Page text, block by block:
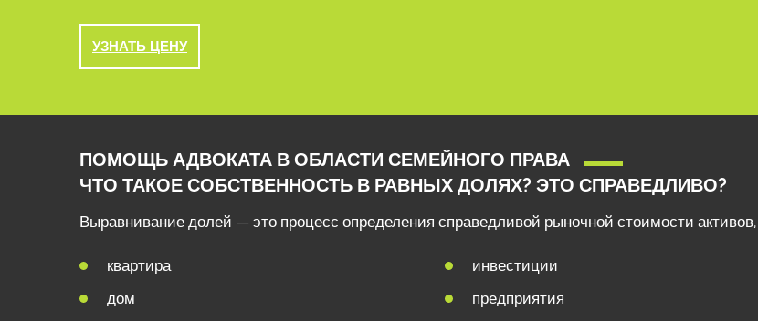
УЗНАТЬ ЦЕНУ
ПОМОЩЬ АДВОКАТА В ОБЛАСТИ СЕМЕЙНОГО ПРАВА
ЧТО ТАКОЕ СОБСТВЕННОСТЬ В РАВНЫХ ДОЛЯХ? ЭТО СПРАВЕДЛИВО?
Выравнивание долей — это процесс определения справедливой рыночной стоимости активов,
квартира
дом
инвестиции
предприятия